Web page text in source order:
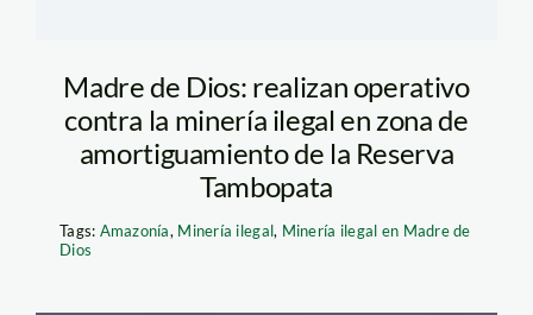
Madre de Dios: realizan operativo
contra la minería ilegal en zona de
amortiguamiento de la Reserva
Tambopata
Tags: Amazonía, Minería ilegal, Minería ilegal en Madre de
Dios